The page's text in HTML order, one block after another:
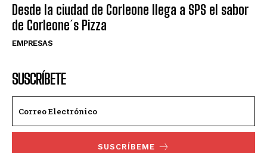
Desde la ciudad de Corleone llega a SPS el sabor
de Corleone´s Pizza
EMPRESAS
SUSCRÍBETE
SUSCRÍBEME